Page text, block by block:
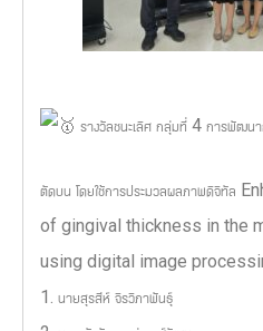
รางวัลชนะเลิศ กลุ่มที่ 4 การพัฒน
ตัดบน โดยใช้การประมวลผลภาพดิจิ
of gingival thickness in the
using digital image
1. นายสุรสีห์ จิรวิภาพันธ์ุ